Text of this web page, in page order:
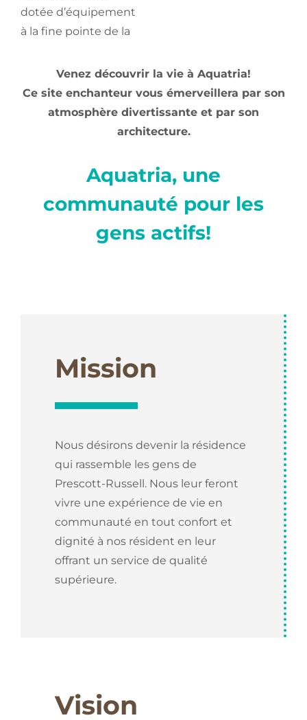
dotée d’équipement
à la fine pointe de la
Venez découvrir la vie à Aquatria!
Ce site enchanteur vous émerveillera par son
atmosphère divertissante et par son
architecture.
Aquatria, une
communauté pour les
gens actifs!
Mission
Nous désirons devenir la résidence
qui rassemble les gens de
Prescott-Russell. Nous leur feront
vivre une expérience de vie en
communauté en tout confort et
dignité à nos résident en leur
offrant un service de qualité
supérieure.
Vision